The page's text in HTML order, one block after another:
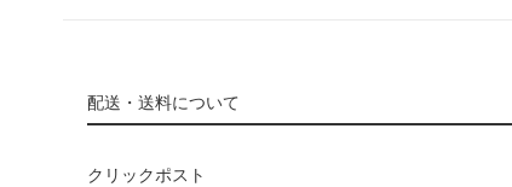
配送・送料について
クリックポスト